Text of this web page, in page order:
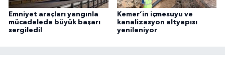
Emniyet araçları yangınla
mücadelede büyük başarı
sergiledi!
Kemer’in içmesuyu ve
kanalizasyon altyapısı
yenileniyor